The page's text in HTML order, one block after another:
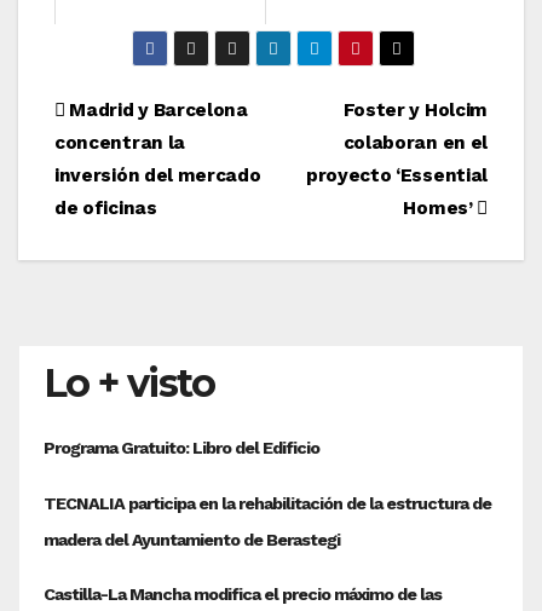
Navegación
de
entradas
Foster y Holcim
colaboran en el
proyecto ‘Essential
Homes’
Madrid y Barcelona
concentran la
inversión del mercado
de oficinas
Lo + visto